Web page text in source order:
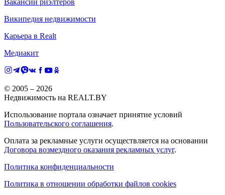
Википедия недвижимости
Карьера в Realt
Медиакит
© 2005 – 2026
Недвижимость на REALT.BY
Использование портала означает принятие условий
Пользовательского соглашения.
Оплата за рекламные услуги осуществляется на основании
Договора возмездного оказания рекламных услуг.
Политика конфиденциальности
Политика в отношении обработки файлов cookies